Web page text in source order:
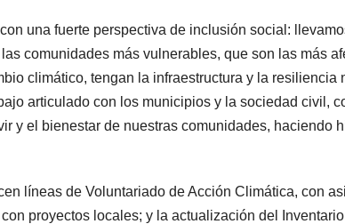
una fuerte perspectiva de inclusión social:
comunidades más vulnerables, que son las más
climático, tengan la infraestructura y la resiliencia
articulado con los municipios y la sociedad civil,
y el bienestar de nuestras comunidades, haciendo
líneas de Voluntariado de Acción Climática, con
proyectos locales; y la actualización del